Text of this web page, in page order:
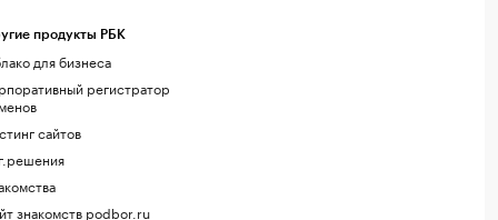
продукты РБК
для бизнеса
регистратор
сайтов
знакомств podbor.ru